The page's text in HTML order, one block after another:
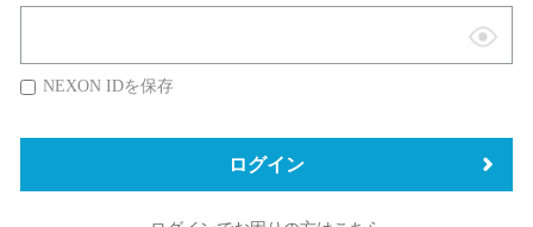
表
替
NEXON IDを保存
ログイン